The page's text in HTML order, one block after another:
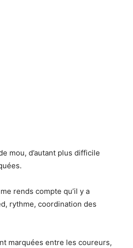
mou, d’autant plus difficile
rends compte qu’il y a
rythme, coordination des
marquées entre les coureurs,